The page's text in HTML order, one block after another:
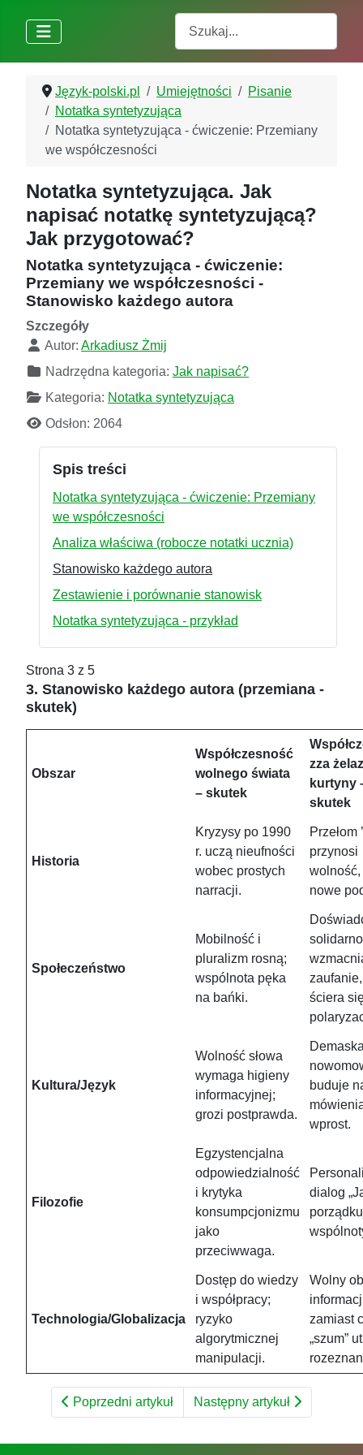
Język-polski.pl Umiejętności
Pisanie
Notatka syntetyzująca
Notatka syntetyzująca - ćwiczenie: Przemiany
we współczesności
Notatka syntetyzująca. Jak
napisać notatkę syntetyzującą?
Jak przygotować?
Notatka syntetyzująca - ćwiczenie:
Przemiany we współczesności -
Stanowisko każdego autora
Szczegóły
Autor: Arkadiusz Żmij
Nadrzędna kategoria: Jak napisać?
Kategoria: Notatka syntetyzująca
Odsłon: 2064
Spis treści
Notatka syntetyzująca - ćwiczenie: Przemiany
we współczesności
Analiza właściwa (robocze notatki ucznia)
Stanowisko każdego autora
Zestawienie i porównanie stanowisk
Notatka syntetyzująca - przykład
Strona 3 z 5
3. Stanowisko każdego autora (przemiana -
skutek)
Obszar
Współczesność
wolnego świata
– skutek
zza
kurtyny
skutek
Historia
Kryzysy po 1990
r. uczą nieufności
wobec prostych
narracji.
Przełom
przynosi
nowe
Społeczeństwo
Mobilność i
pluralizm rosną;
wspólnota pęka
na bańki.
ściera
Kultura/Język
Wolność słowa
wymaga higieny
informacyjnej;
grozi postprawda.
buduje
wprost.
Filozofie
Egzystencjalna
odpowiedzialność
i krytyka
konsumpcjonizmu
jako
przeciwwaga.
dialog
Technologia/Globalizacja
Dostęp do wiedzy
i współpracy;
ryzyko
algorytmicznej
manipulacji.
Wolny
zamiast
„szum”
Poprzedni artykuł Następny artykuł